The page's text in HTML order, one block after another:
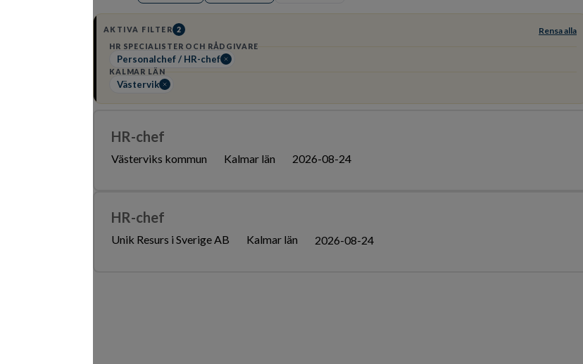
AKTIVA FILTER 2 Rensa alla
HR SPECIALISTER OCH RÅDGIVARE
Personalchef / HR-chef
KALMAR LÄN
Västervik
HR-chef
Västerviks kommun Kalmar län 2026-08-24
HR-chef
Unik Resurs i Sverige AB Kalmar län 2026-08-24